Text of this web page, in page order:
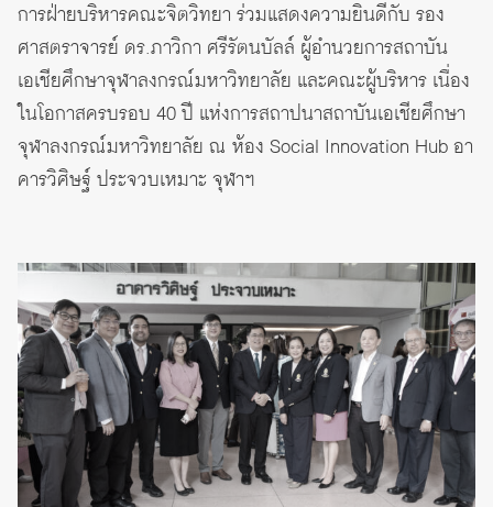
การฝ่ายบริหารคณะจิตวิทยา ร่วมแสดงความยินดีกับ รอง
ศาสตราจารย์ ดร.ภาวิกา ศรีรัตนบัลล์ ผู้อำนวยการสถาบัน
เอเชียศึกษาจุฬาลงกรณ์มหาวิทยาลัย และคณะผู้บริหาร เนื่อง
ในโอกาสครบรอบ 40 ปี แห่งการสถาปนาสถาบันเอเชียศึกษา
จุฬาลงกรณ์มหาวิทยาลัย ณ ห้อง Social Innovation Hub อา
คารวิศิษฐ์ ประจวบเหมาะ จุฬาฯ